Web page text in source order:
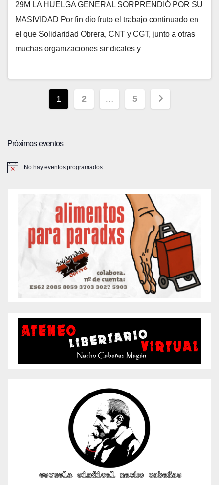
29M LA HUELGA GENERAL SORPRENDIÓ POR SU
MASIVIDAD Por fin dio fruto el trabajo continuado en
el que Solidaridad Obrera, CNT y CGT, junto a otras
muchas organizaciones sindicales y
Paginación
entradas
1 2 … 5
Próximos eventos
No hay eventos programados.